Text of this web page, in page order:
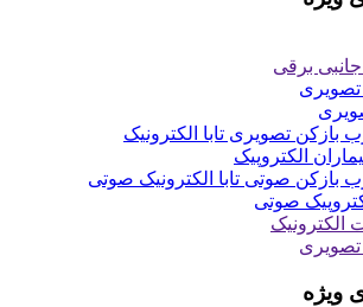
بازکن تصویری تابا الکترونیک
الکتروپیک
بازکن صوتی تابا الکترونیک صوتی
صوتی
ویژه